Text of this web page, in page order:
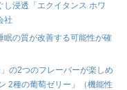
し浸透「エクイタンス ホワ
社
眠の質が改善する可能性が確
の2つのフレーバーが楽しめ
2種の葡萄ゼリー」（機能性